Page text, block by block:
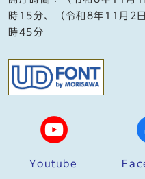
時15分、（令和8年11月2
時45分
Youtube